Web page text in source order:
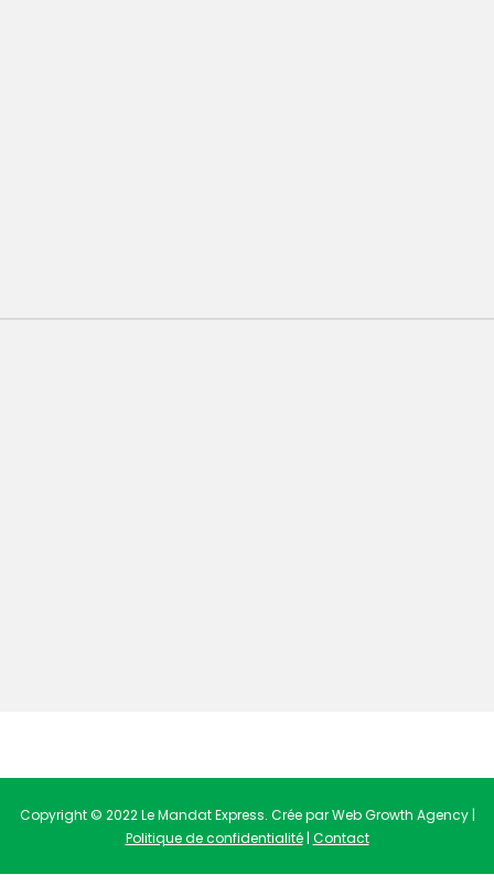
Copyright © 2022 Le Mandat Express. Crée par Web Growth Agency |
Politique de confidentialité| Contact